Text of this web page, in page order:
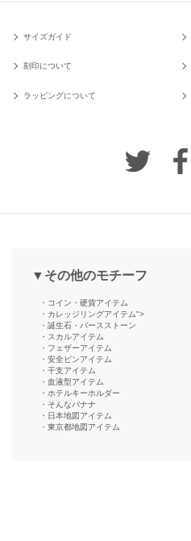
サイズガイド
刻印について
ラッピングについて
▼その他のモチーフ
・コイン・硬貨アイテム
・カレッジリングアイテム">
・誕生石・バースストーン
・スカルアイテム
・フェザーアイテム
・安全ピンアイテム
・干支アイテム
・血液型アイテム
・ホテルキーホルダー
・そんなバナナ
・日本地図アイテム
・東京都地図アイテム